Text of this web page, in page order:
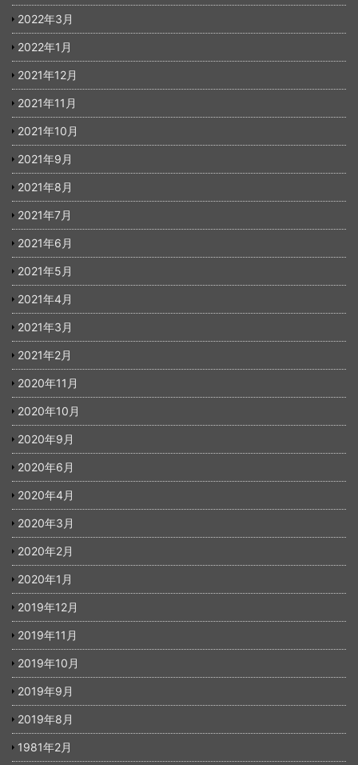
2022年3月
2022年1月
2021年12月
2021年11月
2021年10月
2021年9月
2021年8月
2021年7月
2021年6月
2021年5月
2021年4月
2021年3月
2021年2月
2020年11月
2020年10月
2020年9月
2020年6月
2020年4月
2020年3月
2020年2月
2020年1月
2019年12月
2019年11月
2019年10月
2019年9月
2019年8月
1981年2月